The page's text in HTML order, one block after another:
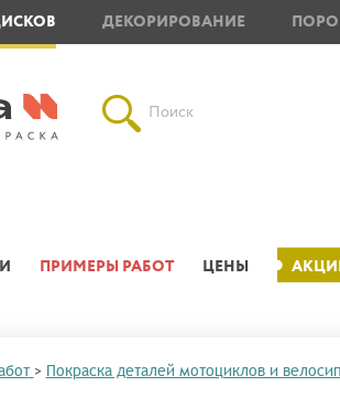
ДЕКОРИРОВАНИЕ
Поиск
ПРИМЕРЫ РАБОТ ЦЕНЫ
> Покраска деталей мотоциклов и